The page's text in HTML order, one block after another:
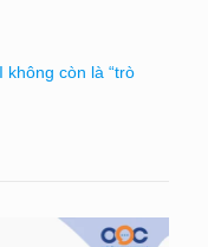
không còn là “trò